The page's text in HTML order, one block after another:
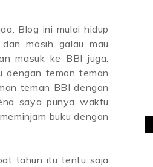
Blog ini mulai hidup
masih galau mau
masuk ke BBI juga.
dengan teman teman
teman BBI dengan
saya punya waktu
buku dengan
tahun itu tentu saja